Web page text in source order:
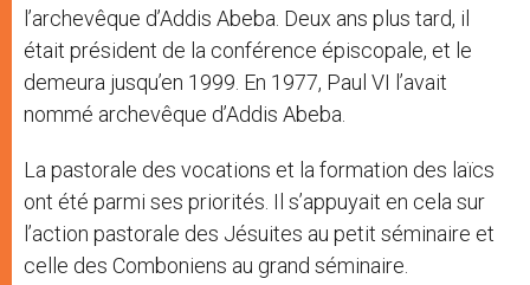
l’archevêque d’Addis Abeba. Deux ans plus tard, il
était président de la conférence épiscopale, et le
demeura jusqu’en 1999. En 1977, Paul VI l’avait
nommé archevêque d’Addis Abeba.
La pastorale des vocations et la formation des laïcs
ont été parmi ses priorités. Il s’appuyait en cela sur
l’action pastorale des Jésuites au petit séminaire et
celle des Comboniens au grand séminaire.